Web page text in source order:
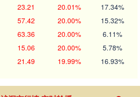
23.21 20.01% 17.34%
57.42 20.00% 15.32%
63.36 20.00% 6.11%
15.06 20.00% 5.78%
21.49 19.99% 16.93%